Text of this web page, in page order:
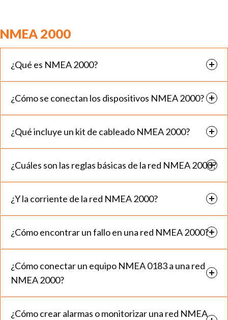
NMEA 2000
¿Qué es NMEA 2000?
¿Cómo se conectan los dispositivos NMEA 2000?
¿Qué incluye un kit de cableado NMEA 2000?
¿Cuáles son las reglas básicas de la red NMEA 2000?
¿Y la corriente de la red NMEA 2000?
¿Cómo encontrar un fallo en una red NMEA 2000?
¿Cómo conectar un equipo NMEA 0183 a una red
NMEA 2000?
¿Cómo crear alarmas o monitorizar una red NMEA